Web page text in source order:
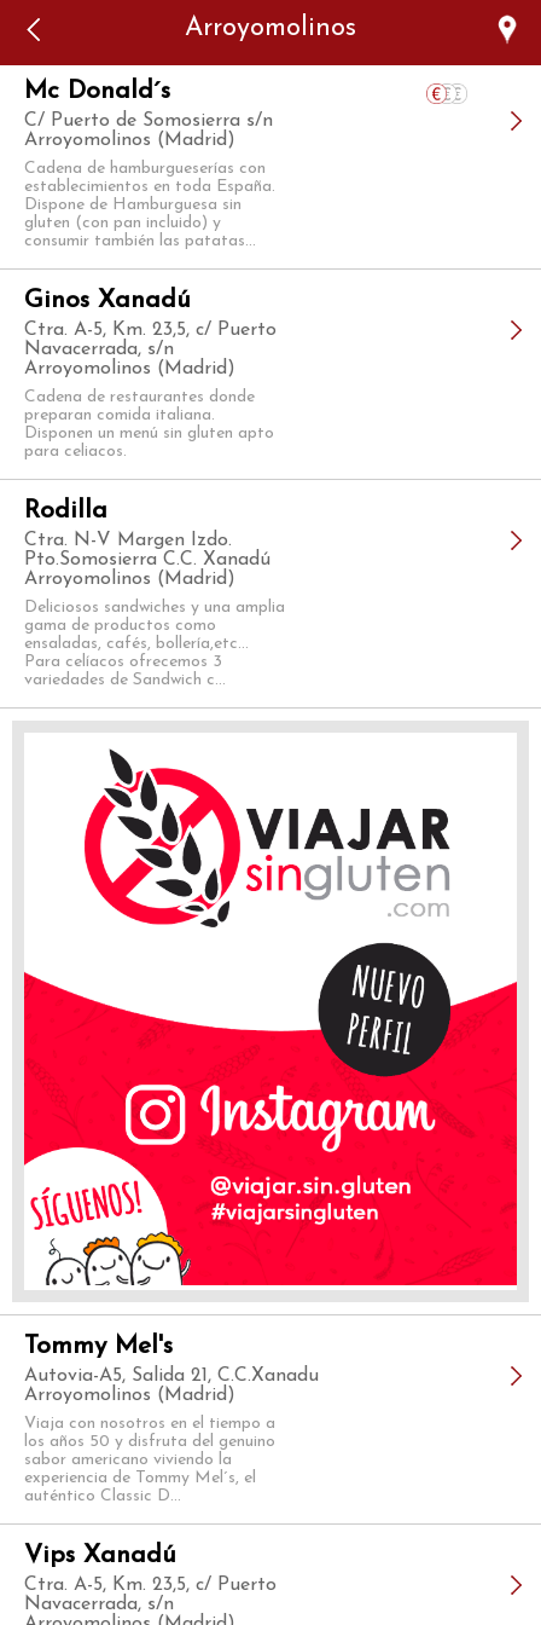
Arroyomolinos
Mc Donald´s
C/ Puerto de Somosierra s/n
Arroyomolinos (Madrid)
Cadena de hamburgueserías con
establecimientos en toda España.
Dispone de Hamburguesa sin
gluten (con pan incluido) y
consumir también las patatas...
Ginos Xanadú
Ctra. A-5, Km. 23,5, c/ Puerto
Navacerrada, s/n
Arroyomolinos (Madrid)
Cadena de restaurantes donde
preparan comida italiana.
Disponen un menú sin gluten apto
para celiacos.
Rodilla
Ctra. N-V Margen Izdo.
Pto.Somosierra C.C. Xanadú
Arroyomolinos (Madrid)
Deliciosos sandwiches y una amplia
gama de productos como
ensaladas, cafés, bollería,etc...
Para celíacos ofrecemos 3
variedades de Sandwich c...
Tommy Mel's
Autovia-A5, Salida 21, C.C.Xanadu
Arroyomolinos (Madrid)
Viaja con nosotros en el tiempo a
los años 50 y disfruta del genuino
sabor americano viviendo la
experiencia de Tommy Mel´s, el
auténtico Classic D...
Vips Xanadú
Ctra. A-5, Km. 23,5, c/ Puerto
Navacerrada, s/n
Error: The domain WWW.VIAJARSINGLUTEN.COM is not
authorized to show the cookie declaration for domain group
ID 546ddaab-b478-4440-aa8a-3b0205284212. Please add it to
the domain group in the Cookiebot Manager to authorize
the domain.